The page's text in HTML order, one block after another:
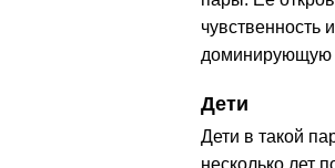
чувственность
доминирующую
Дети
Дети в такой
несколько лет